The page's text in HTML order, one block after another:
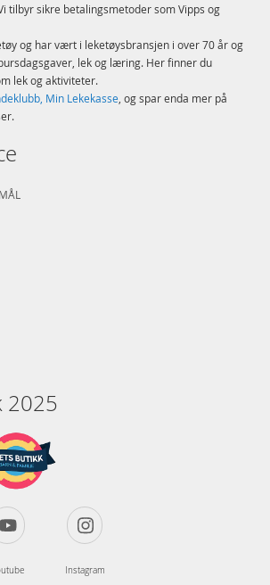
tilbyr sikre betalingsmetoder som Vipps og
og har vært i leketøysbransjen i over 70 år og
lek og læring. Her finner du
lek og aktiviteter.
Min Lekekasse, og spar enda mer på
2025
Instagram